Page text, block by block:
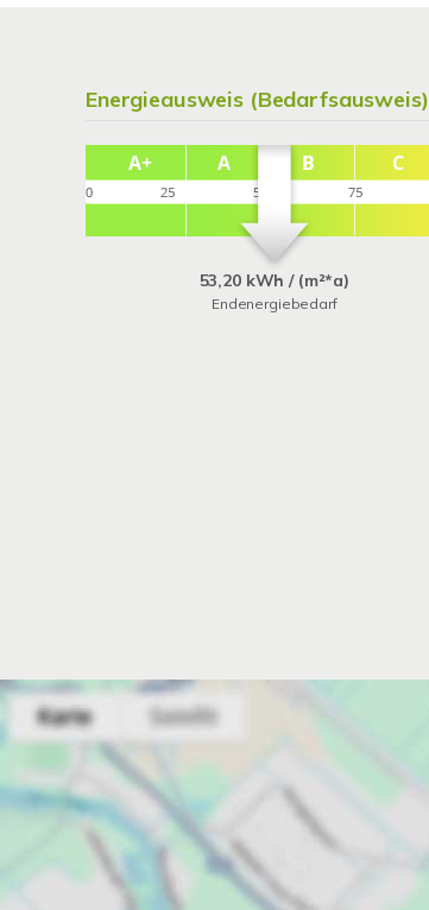
Energieausweis (Bedarfsausweis)
53,20 kWh / (m²*a)
Endenergiebedarf